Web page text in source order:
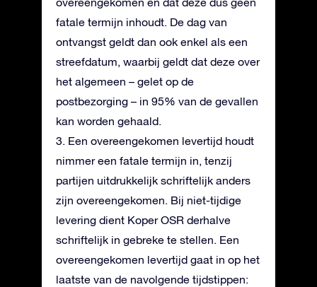
fatale termijn inhoudt. De dag van
ontvangst geldt dan ook enkel als een
streefdatum, waarbij geldt dat deze over
het algemeen – gelet op de
postbezorging – in 95% van de gevallen
kan worden gehaald.
3. Een overeengekomen levertijd houdt
nimmer een fatale termijn in, tenzij
partijen uitdrukkelijk schriftelijk anders
zijn overeengekomen. Bij niet-tijdige
levering dient Koper OSR derhalve
schriftelijk in gebreke te stellen. Een
overeengekomen levertijd gaat in op het
laatste van de navolgende tijdstippen: